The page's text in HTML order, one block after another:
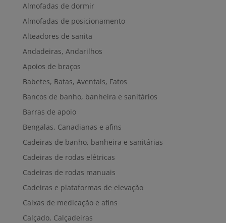
Almofadas de dormir
Almofadas de posicionamento
Alteadores de sanita
Andadeiras, Andarilhos
Apoios de braços
Babetes, Batas, Aventais, Fatos
Bancos de banho, banheira e sanitários
Barras de apoio
Bengalas, Canadianas e afins
Cadeiras de banho, banheira e sanitárias
Cadeiras de rodas elétricas
Cadeiras de rodas manuais
Cadeiras e plataformas de elevação
Caixas de medicação e afins
Calçado, Calçadeiras